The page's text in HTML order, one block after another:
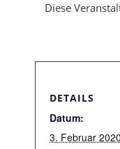
Diese
DETAILS
Datum:
3. Februar 2020